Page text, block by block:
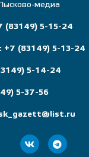
медиа
(83149) 5-15-24
+7 (83149) 5-13-24
5-14-24
5-37-56